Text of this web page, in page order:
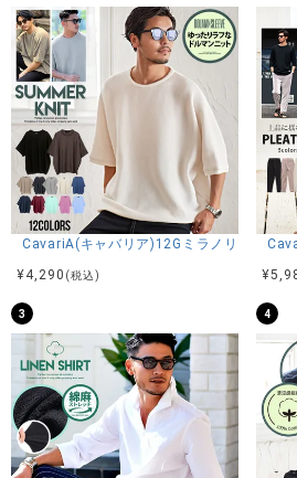
CavariA(キャバリア)12Gミラノリブクル
¥4,290 (税込)
¥
3 4